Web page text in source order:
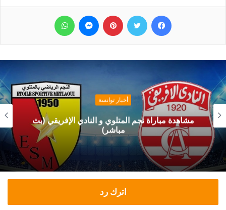
فيسبوك تويتر بينتيريست ماسنجر
أخبار توانسة
مشاهدة مباراة نجم المتلوي و النادي الإفريقي (بث
مباشر)
اترك رد